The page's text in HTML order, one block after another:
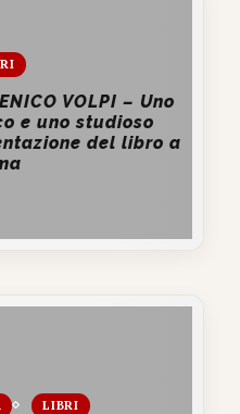
VOLPI – Uno
e uno studioso
del libro a
LIBRI